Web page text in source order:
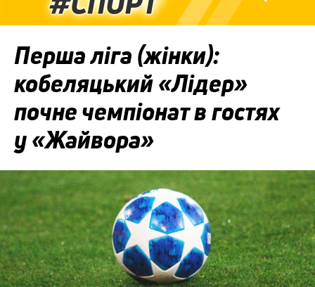
Перша ліга (жінки):
кобеляцький «Лідер»
почне чемпіонат в гостях
у «Жайвора»